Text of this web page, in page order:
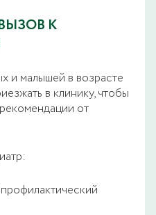
К
и малышей в возрасте
в клинику, чтобы
от